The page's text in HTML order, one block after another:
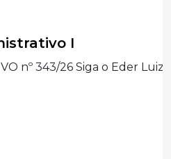
I
nº 343/26 Siga o Eder Luiz